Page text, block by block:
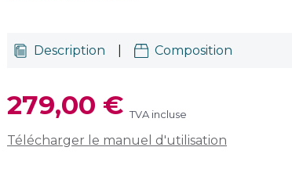
Description Composition
279,00 € TVA incluse
Télécharger le manuel d'utilisation